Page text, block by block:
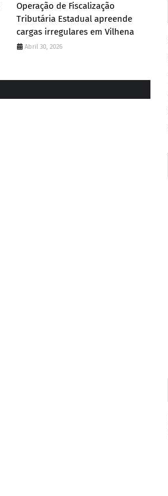
Operação de Fiscalização
Tributária Estadual apreende
cargas irregulares em Vilhena
Abril 30, 2026